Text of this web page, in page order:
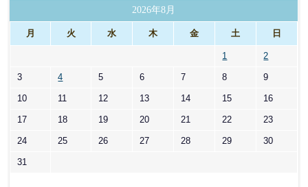
ー
2026年8月
月 火 水 木 金 土 日
1 2
3 4 5 6 7 8 9
10 11 12 13 14 15 16
17 18 19 20 21 22 23
24 25 26 27 28 29 30
31